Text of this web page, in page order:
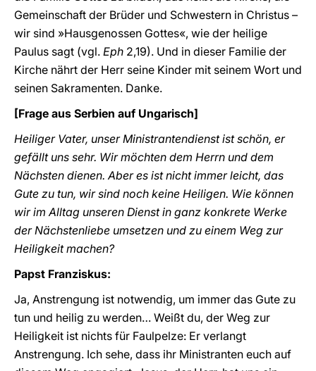
Gemeinschaft der Brüder und Schwestern in Christus –
wir sind »Hausgenossen Gottes«, wie der heilige
Paulus sagt (vgl. Eph 2,19). Und in dieser Familie der
Kirche nährt der Herr seine Kinder mit seinem Wort und
seinen Sakramenten. Danke.
[Frage aus Serbien auf Ungarisch]
Heiliger Vater, unser Ministrantendienst ist schön, er
gefällt uns sehr. Wir möchten dem Herrn und dem
Nächsten dienen. Aber es ist nicht immer leicht, das
Gute zu tun, wir sind noch keine Heiligen. Wie können
wir im Alltag unseren Dienst in ganz konkrete Werke
der Nächstenliebe umsetzen und zu einem Weg zur
Heiligkeit machen?
Papst Franziskus:
Ja, Anstrengung ist notwendig, um immer das Gute zu
tun und heilig zu werden… Weißt du, der Weg zur
Heiligkeit ist nichts für Faulpelze: Er verlangt
Anstrengung. Ich sehe, dass ihr Ministranten euch auf